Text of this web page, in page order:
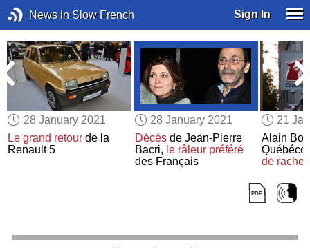
News in Slow French Sign In
28 January 2021
Le grand retour de la
Renault 5
28 January 2021
Décèsde Jean-Pierre
Bacri, le râleur préféré
des Français
21
Alain
de